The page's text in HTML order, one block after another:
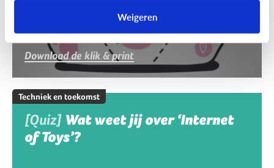
Weigeren
Download de klik & print
Techniek en toekomst
[Quiz] Wat weet jij over ‘Internet
of Toys’?